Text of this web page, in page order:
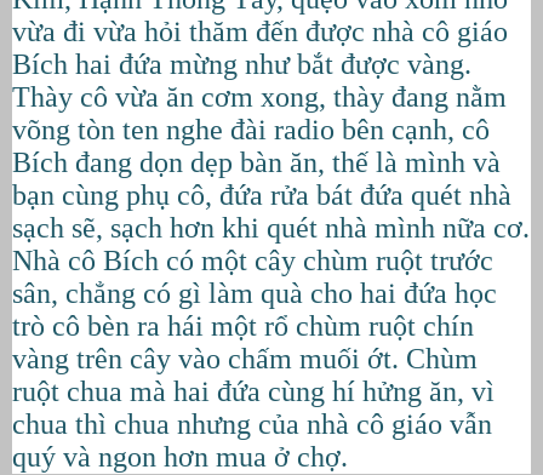
vừa đi vừa hỏi thăm đến được nhà cô giáo
Bích hai đứa mừng như bắt được vàng.
Thày cô vừa ăn cơm xong, thày đang nằm
võng tòn ten nghe đài radio bên cạnh, cô
Bích đang dọn dẹp bàn ăn, thế là mình và
bạn cùng phụ cô, đứa rửa bát đứa quét nhà
sạch sẽ, sạch hơn khi quét nhà mình nữa cơ.
Nhà cô Bích có một cây chùm ruột trước
sân, chẳng có gì làm quà cho hai đứa học
trò cô bèn ra hái một rổ chùm ruột chín
vàng trên cây vào chấm muối ớt. Chùm
ruột chua mà hai đứa cùng hí hửng ăn, vì
chua thì chua nhưng của nhà cô giáo vẫn
quý và ngon hơn mua ở chợ.